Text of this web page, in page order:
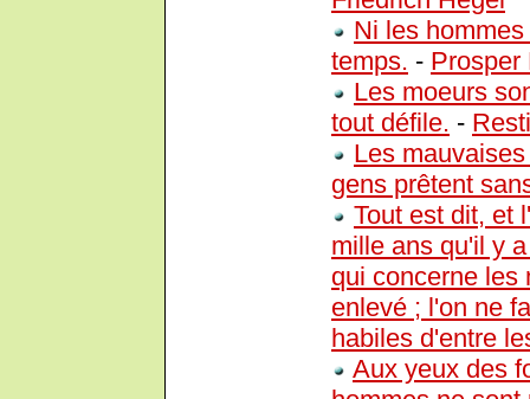
Ni les
temps. - Prosper
Les moeurs
tout défile. -
Les
gens prêtent
Tout est dit, et
mille ans qu'il y
qui concerne les
enlevé ; l'on ne
habiles d'entre
Aux yeux des